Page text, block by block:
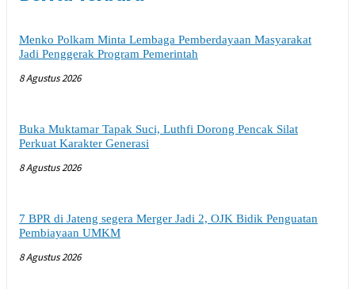
Menko Polkam Minta Lembaga Pemberdayaan Masyarakat
Jadi Penggerak Program Pemerintah
8 Agustus 2026
Buka Muktamar Tapak Suci, Luthfi Dorong Pencak Silat
Perkuat Karakter Generasi
8 Agustus 2026
7 BPR di Jateng segera Merger Jadi 2, OJK Bidik Penguatan
Pembiayaan UMKM
8 Agustus 2026